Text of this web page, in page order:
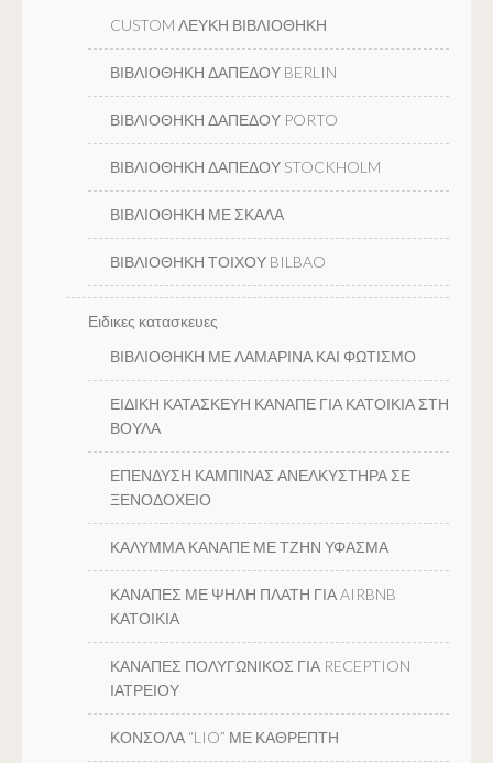
CUSTOM ΛΕΥΚΗ ΒΙΒΛΙΟΘΗΚΗ
ΒΙΒΛΙΟΘΗΚΗ ΔΑΠΕΔΟΥ BERLIN
ΒΙΒΛΙΟΘΗΚΗ ΔΑΠΕΔΟΥ PORTO
ΒΙΒΛΙΟΘΗΚΗ ΔΑΠΕΔΟΥ STOCKHOLM
ΒΙΒΛΙΟΘΗΚΗ ΜΕ ΣΚΑΛΑ
ΒΙΒΛΙΟΘΗΚΗ ΤΟΙΧΟΥ BILBAO
Ειδικες κατασκευες
ΒΙΒΛΙΟΘΗΚΗ ΜΕ ΛΑΜΑΡΙΝΑ ΚΑΙ ΦΩΤΙΣΜΟ
ΕΙΔΙΚΗ ΚΑΤΑΣΚΕΥΗ ΚΑΝΑΠΕ ΓΙΑ ΚΑΤΟΙΚΙΑ ΣΤΗ
ΒΟΥΛΑ
ΕΠΕΝΔΥΣΗ ΚΑΜΠΙΝΑΣ ΑΝΕΛΚΥΣΤΗΡΑ ΣΕ
ΞΕΝΟΔΟΧΕΙΟ
ΚΑΛΥΜΜΑ ΚΑΝΑΠΕ ΜΕ ΤΖΗΝ ΥΦΑΣΜΑ
ΚΑΝΑΠΕΣ ΜΕ ΨΗΛΗ ΠΛΑΤΗ ΓΙΑ AIRBNB
ΚΑΤΟΙΚΙΑ
ΚΑΝΑΠΕΣ ΠΟΛΥΓΩΝΙΚΟΣ ΓΙΑ RECEPTION
ΙΑΤΡΕΙΟΥ
ΚΟΝΣΟΛΑ “LIO” ΜΕ ΚΑΘΡΕΠΤΗ